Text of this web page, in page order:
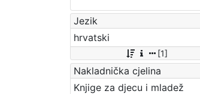
Jezik
hrvatski
[1]
Nakladnička cjelina
Knjige za djecu i mladež